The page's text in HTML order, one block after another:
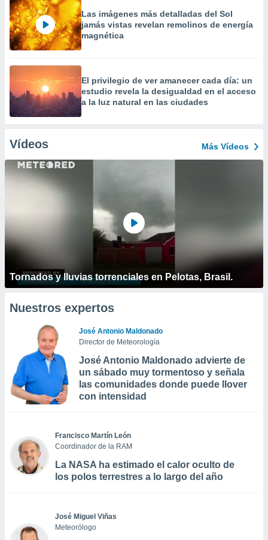
Las imágenes más detalladas del Sol
jamás vistas revelan remolinos de energía
magnética
El privilegio de ver amanecer cada día: un
estudio revela la desigualdad en el acceso
a la luz natural en las ciudades
Vídeos Más Vídeos
Tornados y lluvias torrenciales en Pelotas, Brasil.
Nuestros expertos
José Antonio Maldonado
Director de Meteorología
José Antonio Maldonado advierte de
un sábado muy tormentoso y señala
las comunidades donde puede llover
con intensidad
Francisco Martín León
Coordinador de la RAM
La NASA ha estimado el calor oculto de
los polos terrestres a lo largo del año
José Miguel Viñas
Meteorólogo